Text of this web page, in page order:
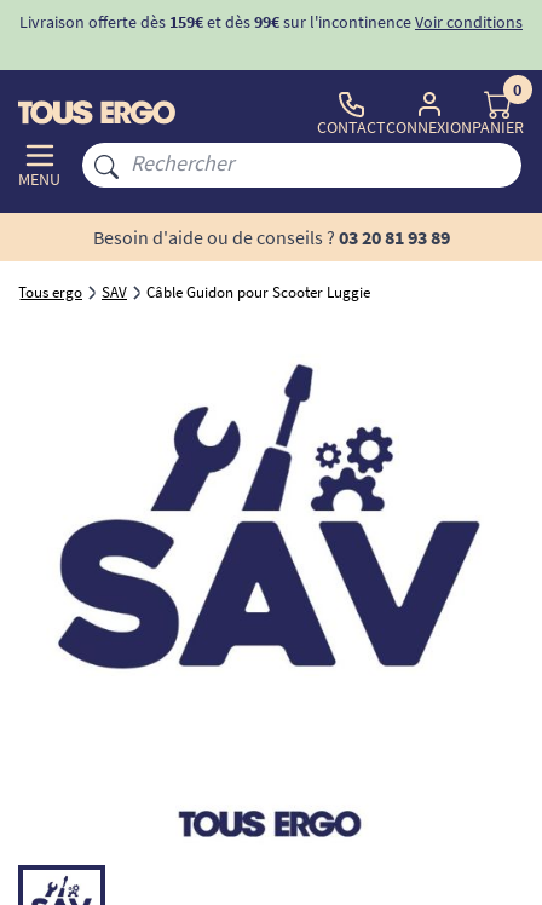
Livraison offerte dès 159€et dès99€sur l'incontinenceVoir conditions
MENU
CONTACTCONNEXION
0
PANIER
Besoin d'aide ou de conseils ? 03 20 81 93 89
Tous ergo SAV Câble Guidon pour Scooter Luggie